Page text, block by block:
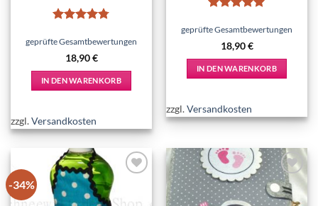
mit4.75
von 5
geprüfte Gesamtbewertungen
18,90€
IN DEN WARENKORB
zzgl.Versandkosten
mit5von
geprüfte Gesamtbewertungen
18,90€
IN DEN WARENKORB
zzgl.Versandkosten
-34%
Add to
wishlist